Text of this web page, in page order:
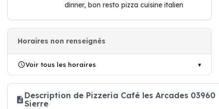
dinner, bon resto pizza cuisine italien
Horaires non renseignés
Voir tous les horaires
Description de Pizzeria Café les Arcades 03960
Sierre